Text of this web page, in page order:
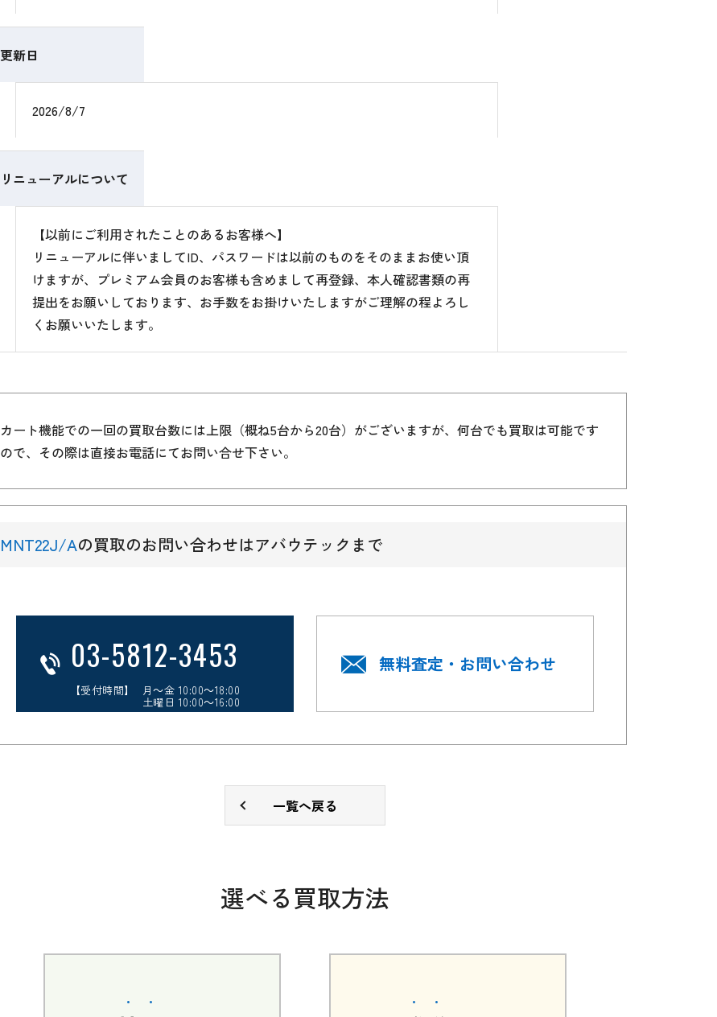
更新日
2026/8/7
リニューアルについて
【以前にご利用されたことのあるお客様へ】
リニューアルに伴いましてID、パスワードは以前のものをそのままお使い頂
けますが、プレミアム会員のお客様も含めまして再登録、本人確認書類の再
提出をお願いしております、お手数をお掛けいたしますがご理解の程よろし
くお願いいたします。
カート機能での一回の買取台数には上限（概ね5台から20台）がございますが、何台でも買取は可能です
ので、その際は直接お電話にてお問い合せ下さい。
MNT22J/Aの買取のお問い合わせはアバウテックまで
03-5812-3453
【受付時間】 月～金 10:00～18:00
土曜日 10:00～16:00
無料査定・お問い合わせ
一覧へ戻る
選べる買取方法